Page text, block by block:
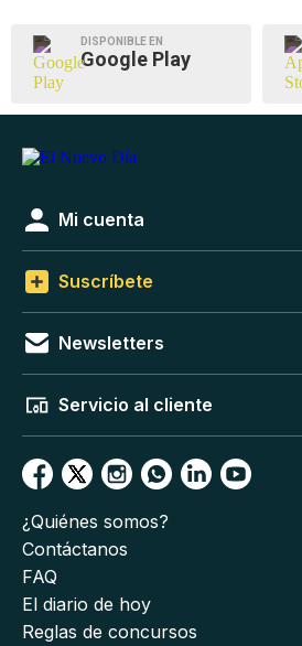
DISPONIBLE EN
Google Play
Mi cuenta
Suscríbete
Newsletters
Servicio al cliente
¿Quiénes somos?
Contáctanos
FAQ
El diario de hoy
Reglas de concursos